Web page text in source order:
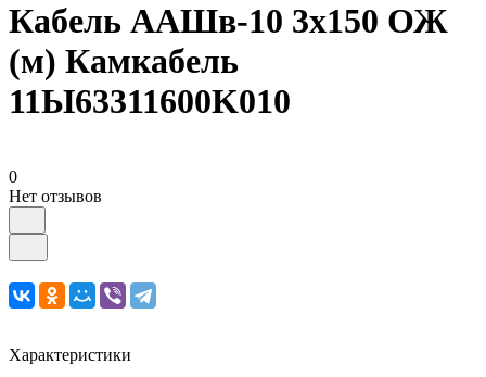
Кабель ААШв-10 3х150 ОЖ
(м) Камкабель
11Ы63311600K010
0
Нет отзывов
Характеристики